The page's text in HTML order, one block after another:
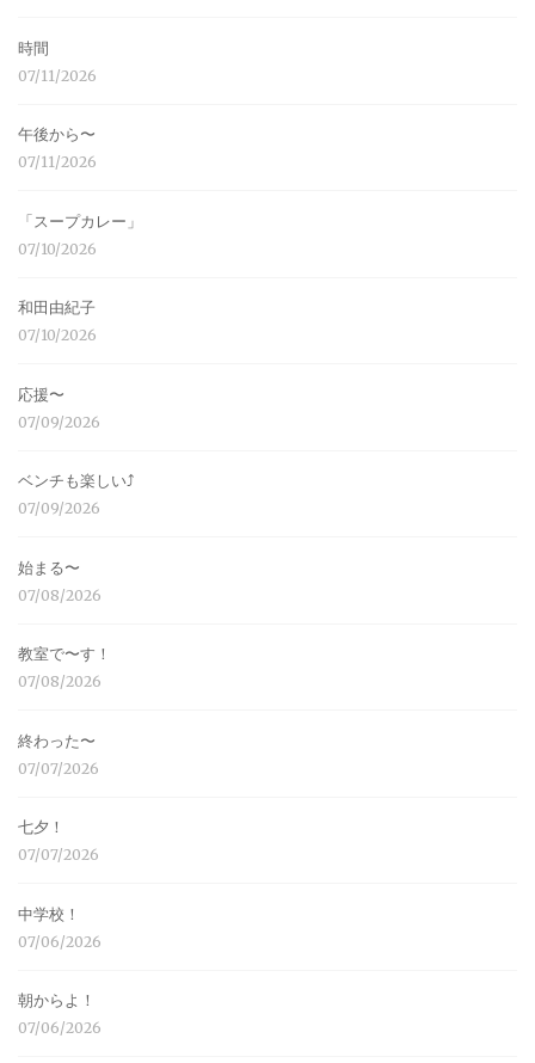
時間
07/11/2026
午後から〜
07/11/2026
「スープカレー」
07/10/2026
和田由紀子
07/10/2026
応援〜
07/09/2026
ベンチも楽しい⤴︎
07/09/2026
始まる〜
07/08/2026
教室で〜す！
07/08/2026
終わった〜
07/07/2026
七夕！
07/07/2026
中学校！
07/06/2026
朝からよ！
07/06/2026